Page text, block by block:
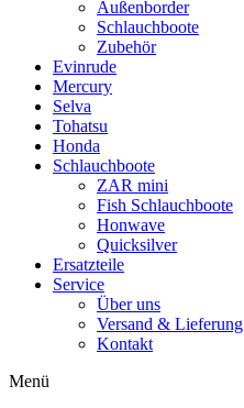
Außenborder
Schlauchboote
Zubehör
Evinrude
Mercury
Selva
Tohatsu
Honda
Schlauchboote
ZAR mini
Fish Schlauchboote
Honwave
Quicksilver
Ersatzteile
Service
Über uns
Versand & Lieferung
Kontakt
Menü